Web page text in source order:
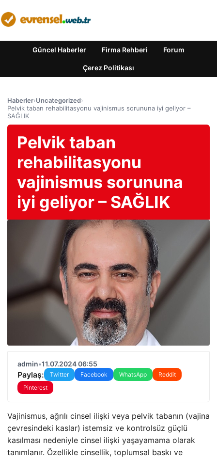
Güncel Haberler Firma Rehberi Forum
Çerez Politikası
Haberler›Uncategorized›
Pelvik taban rehabilitasyonu vajinismus sorununa iyi geliyor –
SAĞLIK
Pelvik taban
rehabilitasyonu
vajinismus sorununa
iyi geliyor – SAĞLIK
admin•11.07.2024 06:55
Paylaş: Twitter Facebook WhatsApp
Reddit
Pinterest
Vajinismus, ağrılı cinsel ilişki veya pelvik tabanın (vajina
çevresindeki kaslar) istemsiz ve kontrolsüz güçlü
kasılması nedeniyle cinsel ilişki yaşayamama olarak
tanımlanır. Özellikle cinsellik, toplumsal baskı ve